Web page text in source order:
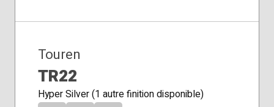
Touren
TR22
Hyper Silver (1 autre finition disponible)